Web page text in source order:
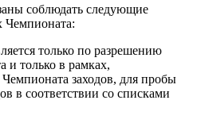
соблюдать следующие
Чемпионата:
только по разрешению
и только в рамках,
заходов, для пробы
в соответствии со списками